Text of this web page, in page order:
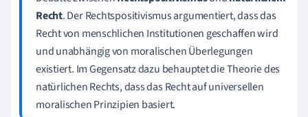
Recht. Der Rechtspositivismus argumentiert, dass das
Recht von menschlichen Institutionen geschaffen wird
und unabhängig von moralischen Überlegungen
existiert. Im Gegensatz dazu behauptet die Theorie des
natürlichen Rechts, dass das Recht auf universellen
moralischen Prinzipien basiert.